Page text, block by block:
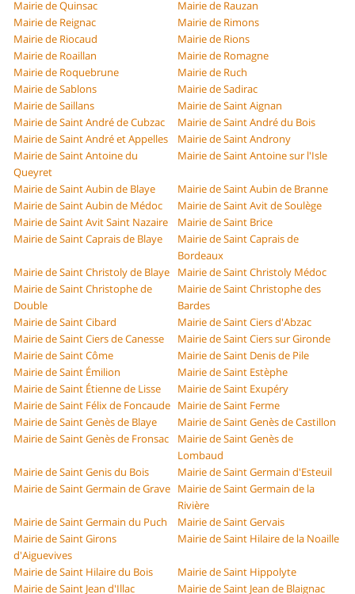
Mairie de Quinsac
Mairie de Rauzan
Mairie de Reignac
Mairie de Rimons
Mairie de Riocaud
Mairie de Rions
Mairie de Roaillan
Mairie de Romagne
Mairie de Roquebrune
Mairie de Ruch
Mairie de Sablons
Mairie de Sadirac
Mairie de Saillans
Mairie de Saint Aignan
Mairie de Saint André de Cubzac
Mairie de Saint André du Bois
Mairie de Saint André et Appelles
Mairie de Saint Androny
Mairie de Saint Antoine du
Queyret
Mairie de Saint Antoine sur l'Isle
Mairie de Saint Aubin de Blaye
Mairie de Saint Aubin de Branne
Mairie de Saint Aubin de Médoc
Mairie de Saint Avit de Soulège
Mairie de Saint Avit Saint Nazaire
Mairie de Saint Brice
Mairie de Saint Caprais de Blaye
Mairie de Saint Caprais de
Bordeaux
Mairie de Saint Christoly de Blaye
Mairie de Saint Christoly Médoc
Mairie de Saint Christophe de
Double
Mairie de Saint Christophe des
Bardes
Mairie de Saint Cibard
Mairie de Saint Ciers d'Abzac
Mairie de Saint Ciers de Canesse
Mairie de Saint Ciers sur Gironde
Mairie de Saint Côme
Mairie de Saint Denis de Pile
Mairie de Saint Émilion
Mairie de Saint Estèphe
Mairie de Saint Étienne de Lisse
Mairie de Saint Exupéry
Mairie de Saint Félix de Foncaude Mairie de Saint Ferme
Mairie de Saint Genès de Blaye
Mairie de Saint Genès de Castillon
Mairie de Saint Genès de Fronsac
Mairie de Saint Genès de
Lombaud
Mairie de Saint Genis du Bois
Mairie de Saint Germain d'Esteuil
Mairie de Saint Germain de Grave Mairie de Saint Germain de la
Rivière
Mairie de Saint Germain du Puch
Mairie de Saint Gervais
Mairie de Saint Girons
d'Aiguevives
Mairie de Saint Hilaire de la Noaille
Mairie de Saint Hilaire du Bois
Mairie de Saint Hippolyte
Mairie de Saint Jean d'Illac
Mairie de Saint Jean de Blaignac